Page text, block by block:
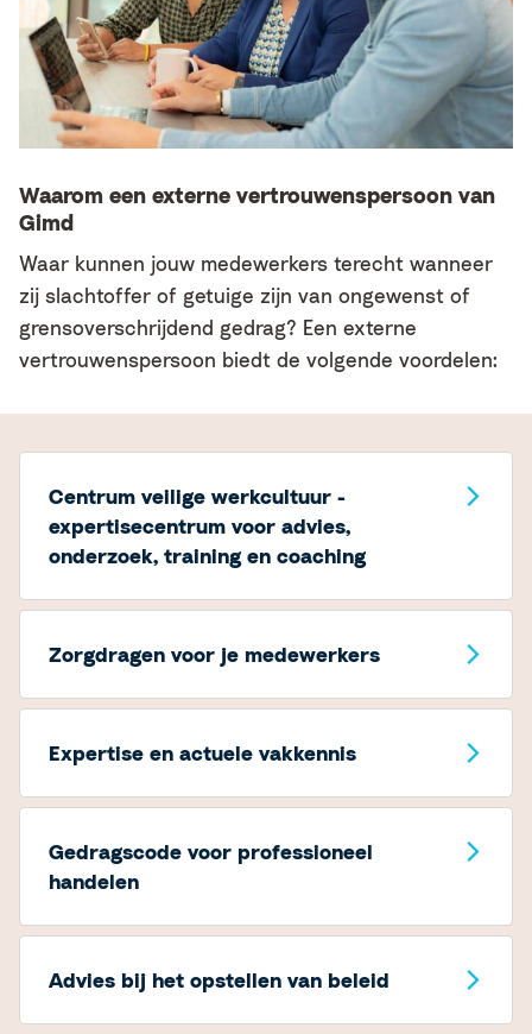
Waarom een externe vertrouwenspersoon van
Gimd
Waar kunnen jouw medewerkers terecht wanneer
zij slachtoffer of getuige zijn van ongewenst of
grensoverschrijdend gedrag? Een externe
vertrouwenspersoon biedt de volgende voordelen:
Centrum veilige werkcultuur -
expertisecentrum voor advies,
onderzoek, training en coaching
Zorgdragen voor je medewerkers
Expertise en actuele vakkennis
Gedragscode voor professioneel
handelen
Advies bij het opstellen van beleid